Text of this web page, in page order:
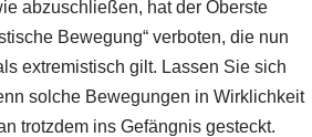
abzuschließen, hat der Oberste
Bewegung“ verboten, die nun
extremistisch gilt. Lassen Sie sich
solche Bewegungen in Wirklichkeit
trotzdem ins Gefängnis gesteckt.